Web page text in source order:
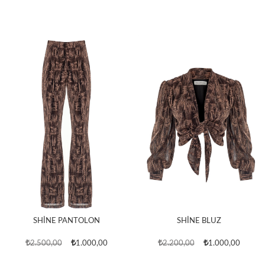
SHİNE PANTOLON
2.500,00 1.000,00
SHİNE BLUZ
2.200,00 1.000,00